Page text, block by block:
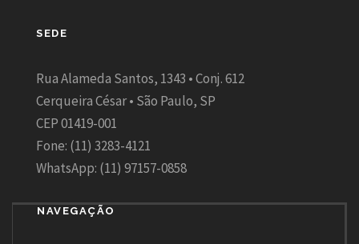
SEDE
Rua Alameda Santos, 1343 • Conj. 612
Cerqueira César • São Paulo, SP
CEP 01419-001
Fone: (11) 3283-4121
WhatsApp: (11) 97157-0858
NAVEGAÇÃO